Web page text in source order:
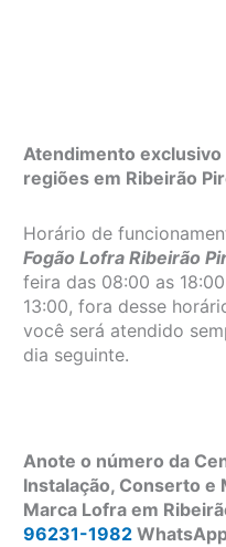
Atendimento
regiões em Ribeirão
Horário de
Fogão Lofra Ribeirão
feira das 08:00 as
13:00, fora desse
você será atendido
dia seguinte.
Anote o número da
Instalação, Conserto e
Marca Lofra em
96231-1982